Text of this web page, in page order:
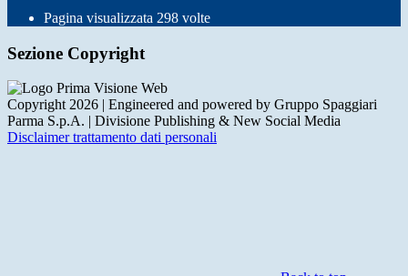
Pagina visualizzata 298 volte
Sezione Copyright
Copyright 2026 | Engineered and powered by Gruppo Spaggiari
Parma S.p.A. | Divisione Publishing & New Social Media
Disclaimer trattamento dati personali